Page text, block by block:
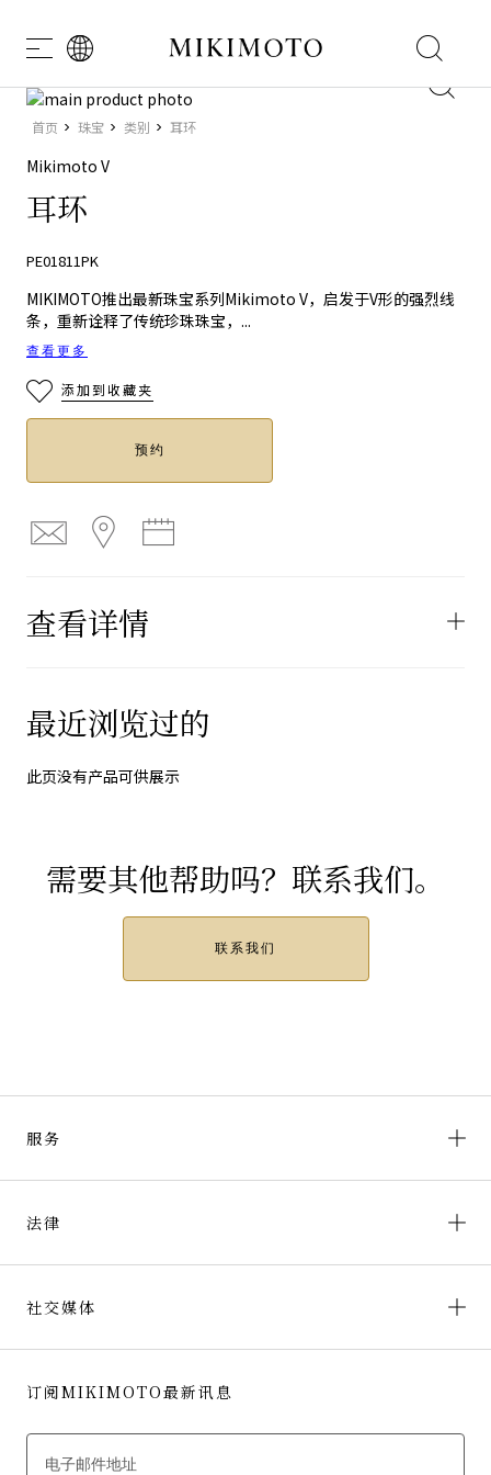
Skip
to
end
the
images
gallery
耳
环
Skip
the
of
the
images
gallery
首页 珠宝 类别 耳环
Mikimoto V
耳环
PE01811PK
MIKIMOTO推出最新珠宝系列Mikimoto V，启发于V形的强烈线
条，重新诠释了传统珍珠珠宝， ...
查看更多
添加到收藏夹
预约
查看详情
最近浏览过的
此页没有产品可供展示
需要其他帮助吗？联系我们。
联系我们
服务
法律
社交媒体
订阅MIKIMOTO最新讯息